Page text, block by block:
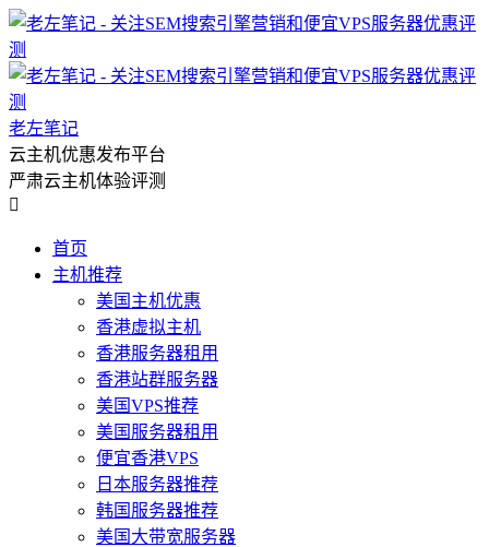
老左笔记
云主机优惠发布平台
严肃云主机体验评测

首页
主机推荐
美国主机优惠
香港虚拟主机
香港服务器租用
香港站群服务器
美国VPS推荐
美国服务器租用
便宜香港VPS
日本服务器推荐
韩国服务器推荐
美国大带宽服务器